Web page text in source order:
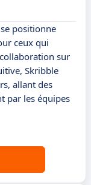
positionne
ceux qui
sur
Skribble
allant des
par les équipes